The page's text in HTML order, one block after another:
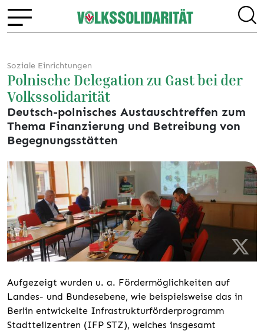
Soziale Einrichtungen
Polnische Delegation zu Gast bei der
Volkssolidarität
Deutsch-polnisches Austauschtreffen zum
Thema Finanzierung und Betreibung von
Begegnungsstätten
Aufgezeigt wurden u. a. Fördermöglichkeiten auf
Landes- und Bundesebene, wie beispielsweise das in
Berlin entwickelte Infrastrukturförderprogramm
Stadtteilzentren (IFP STZ), welches insgesamt